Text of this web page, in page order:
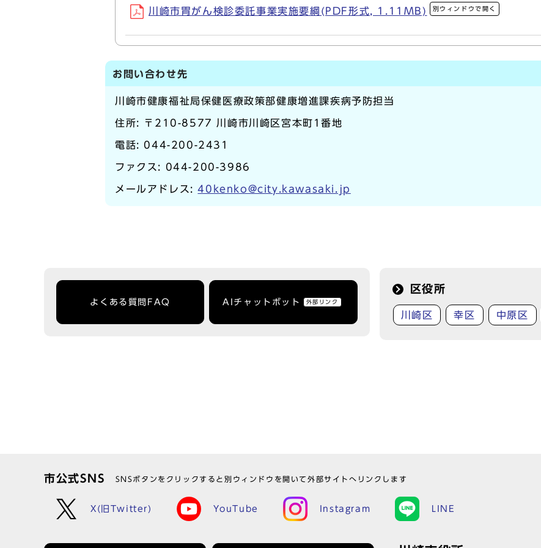
川崎市胃がん検診委託事業実施要綱(PDF形式, 1.11MB) 別ウィンドウで開く
お問い合わせ先
川崎市健康福祉局保健医療政策部健康増進課疾病予防担当
住所: 〒210-8577 川崎市川崎区宮本町1番地
電話: 044-200-2431
ファクス: 044-200-3986
メールアドレス:40kenko@city.kawasaki.jp
よくある質問FAQ AIチャットボット 外部リンク
区役所
川崎区 幸区 中原区
市公式SNS SNSボタンをクリックすると別ウィンドウを開いて外部サイトへリンクします
X(旧Twitter) YouTube Instagram LINE